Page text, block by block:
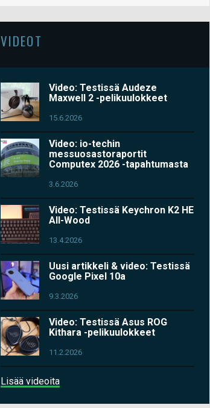
VIDEOT
Video: Testissä Audeze
Maxwell 2 -pelikuulokkeet
15.6.2026
Video: io-techin
messuosastoraportit
Computex 2026 -tapahtumasta
3.6.2026
Video: Testissä Keychron K2 HE
All-Wood
13.4.2026
Uusi artikkeli & video: Testissä
Google Pixel 10a
9.3.2026
Video: Testissä Asus ROG
Kithara -pelikuulokkeet
11.2.2026
Lisää videoita